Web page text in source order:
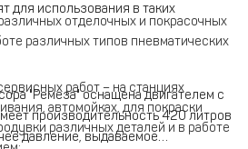
для использования в таких
отделочных и покрасочных
различных типов пневматических
работ – на станциях
автомойках, для покраски
различных деталей и в работе
"Ремеза" оснащена двигателем с
производительность 420 литров
давление, выдаваемое